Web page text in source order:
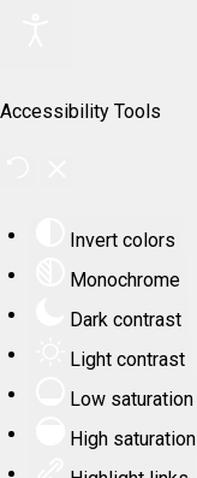
Accessibility Tools
Invert colors
Monochrome
Dark contrast
Light contrast
Low saturation
High saturation